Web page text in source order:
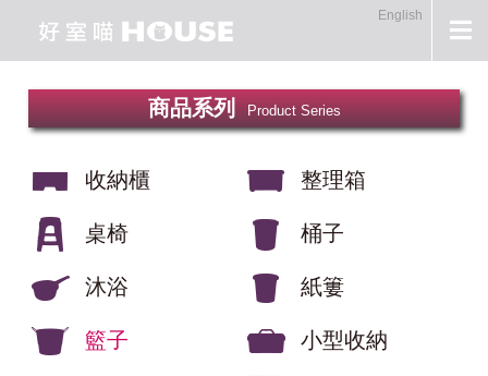
English
商品系列 Product Series
收納櫃 整理箱
桌椅 桶子
沐浴 紙簍
籃子 小型收納